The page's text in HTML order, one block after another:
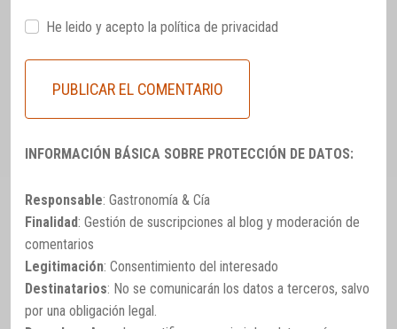
He leido y acepto la política de privacidad
INFORMACIÓN BÁSICA SOBRE PROTECCIÓN DE DATOS:
Responsable: Gastronomía & Cía
Finalidad: Gestión de suscripciones al blog y moderación de
comentarios
Legitimación: Consentimiento del interesado
Destinatarios: No se comunicarán los datos a terceros, salvo
por una obligación legal.